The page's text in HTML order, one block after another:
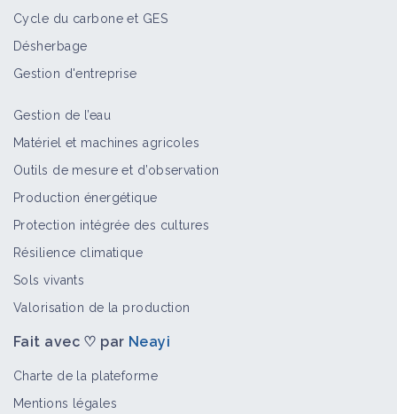
Cycle du carbone et GES
Désherbage
Gestion d'entreprise
Gestion de l’eau
Matériel et machines agricoles
Outils de mesure et d’observation
Production énergétique
Protection intégrée des cultures
Résilience climatique
Sols vivants
Valorisation de la production
Fait avec ♡ par Neayi
Charte de la plateforme
Mentions légales